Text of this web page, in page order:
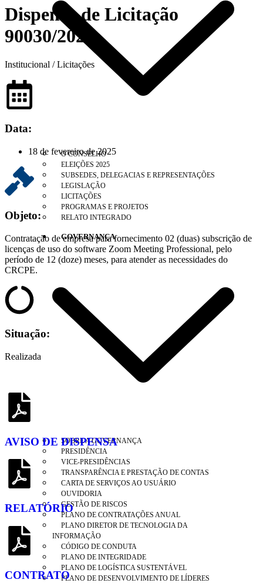
O CONSELHO
ELEIÇÕES 2025
SUBSEDES, DELEGACIAS E REPRESENTAÇÕES
LEGISLAÇÃO
LICITAÇÕES
PROGRAMAS E PROJETOS
RELATO INTEGRADO
GOVERNANÇA
SOBRE A GOVERNANÇA
PRESIDÊNCIA
VICE-PRESIDÊNCIAS
TRANSPARÊNCIA E PRESTAÇÃO DE CONTAS
CARTA DE SERVIÇOS AO USUÁRIO
OUVIDORIA
GESTÃO DE RISCOS
PLANO DE CONTRATAÇÕES ANUAL
PLANO DIRETOR DE TECNOLOGIA DA
INFORMAÇÃO
CÓDIGO DE CONDUTA
PLANO DE INTEGRIDADE
PLANO DE LOGÍSTICA SUSTENTÁVEL
PLANO DE DESENVOLVIMENTO DE LÍDERES
Dispensa de Licitação
90030/2025
Institucional / Licitações
Data:
18 de fevereiro de 2025
Objeto:
Contratação de empresa para fornecimento 02 (duas) subscrição de
licenças de uso do software Zoom Meeting Professional, pelo
período de 12 (doze) meses, para atender as necessidades do
CRCPE.
Situação:
Realizada
AVISO DE DISPENSA
RELATÓRIO
CONTRATO